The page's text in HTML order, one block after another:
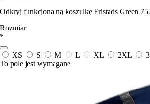
Odkryj funkcjonalną koszulkę Fristads Green
Rozmiar
*
XS S M L XL 2XL
To pole jest wymagane